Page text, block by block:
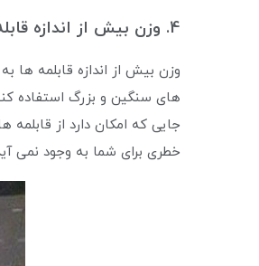
4. وزن بیش از اندازه قابله روی گاز
وزن بیش از اندازه قابلمه
های سنگین و بزرگ استفاده
جایی که امکان دارد از
خطری برای شما به وجود نمی‌